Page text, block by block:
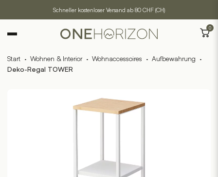
Schneller kostenloser Versand ab 80 CHF (CH)
0
Start · Wohnen & Interior · Wohnaccessoires · Aufbewahrung ·
Deko-Regal TOWER